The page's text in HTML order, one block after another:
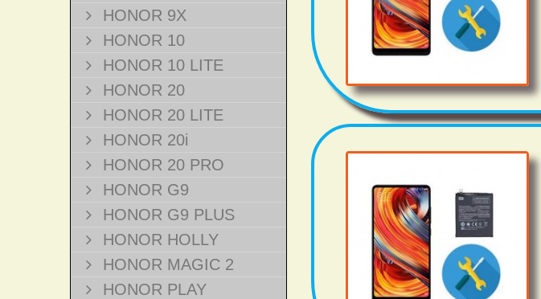
HONOR 9X
HONOR 10
HONOR 10 LITE
HONOR 20
HONOR 20 LITE
HONOR 20i
HONOR 20 PRO
HONOR G9
HONOR G9 PLUS
HONOR HOLLY
HONOR MAGIC 2
HONOR PLAY